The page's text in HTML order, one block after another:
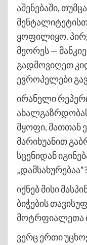
აშენებაში,
ყოფილიყო.
მეორეს —
გადმოვიღეთ
ევროპელები
ირანელი
მყოფი, მათთან
მარიხუანით
სცენიდან
იქნებ მისი
ბიჭების
მოტრფიალეთა
ვერც ერთი